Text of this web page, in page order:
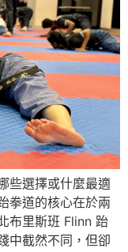
些選擇或什麼最適
拳道的核心在於兩
布里斯班 Flinn 跆
中截然不同，但卻